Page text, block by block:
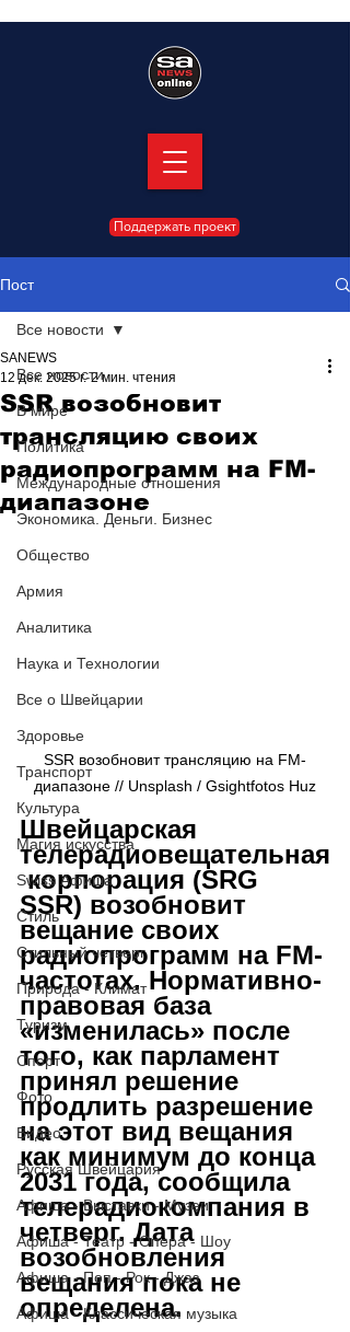
Поддержать проект
Пост
Все новости
В мире
Политика
Международные отношения
Экономика. Деньги. Бизнес
Общество
Армия
Аналитика
Наука и Технологии
Все о Швейцарии
Здоровье
Транспорт
Культура
Магия искусства
Swiss Афиша
Стиль
Стильный четверг
Природа - Климат
Туризм
Спорт
Фото
Видео
Русская Швейцария
Афиша - Выставки - Музеи
Афиша - Театр - Опера - Шоу
Афиша - Поп - Рок - Джаз
Афиша - Классическая музыка
Все новости
SSR возобновит
трансляцию своих
радиопрограмм на FM-
диапазоне
SANEWS
12 дек. 2025 г. 2 мин. чтения
SSR возобновит трансляцию на FM-
диапазоне // Unsplash / Gsightfotos Huz
Швейцарская
телерадиовещательная
корпорация (SRG
SSR) возобновит
вещание своих
радиопрограмм на FM-
частотах. Нормативно-
правовая база
«изменилась» после
того, как парламент
принял решение
продлить разрешение
на этот вид вещания
как минимум до конца
2031 года, сообщила
телерадиокомпания в
четверг. Дата
возобновления
вещания пока не
определена.